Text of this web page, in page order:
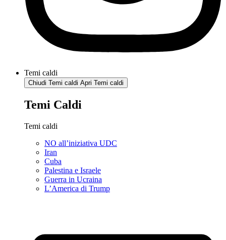
Temi caldi
Chiudi Temi caldi Apri Temi caldi
Temi Caldi
Temi caldi
NO all’iniziativa UDC
Iran
Cuba
Palestina e Israele
Guerra in Ucraina
L’America di Trump